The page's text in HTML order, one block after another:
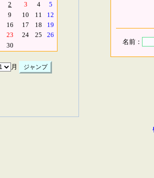
2 3 4
5
9 10 11
12
16 17 18
19
23 24 25
26
30
月
名前：